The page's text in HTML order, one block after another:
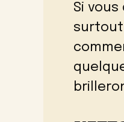
Si
surtout